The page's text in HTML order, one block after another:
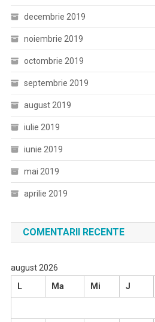
decembrie 2019
noiembrie 2019
octombrie 2019
septembrie 2019
august 2019
iulie 2019
iunie 2019
mai 2019
aprilie 2019
COMENTARII RECENTE
august 2026
L
Ma Mi J